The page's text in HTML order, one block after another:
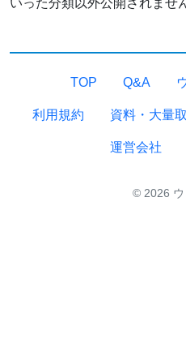
いった分類以外公開されませ
TOP Q&A
利用規約 資料・大量
運営会社
© 2026 ウ